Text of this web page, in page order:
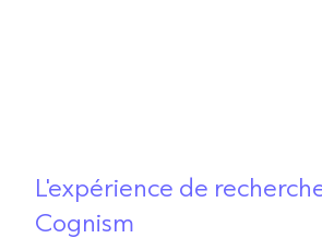
L'expérience de
Cognism